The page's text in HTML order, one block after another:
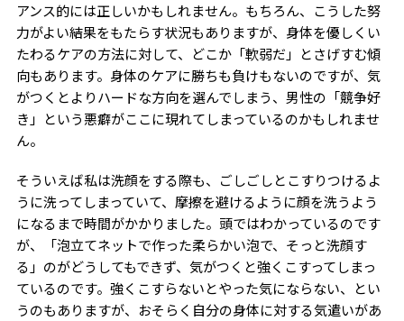
アンス的には正しいかもしれません。もちろん、こうした努
力がよい結果をもたらす状況もありますが、身体を優しくい
たわるケアの方法に対して、どこか「軟弱だ」とさげすむ傾
向もあります。身体のケアに勝ちも負けもないのですが、気
がつくとよりハードな方向を選んでしまう、男性の「競争好
き」という悪癖がここに現れてしまっているのかもしれませ
ん。
そういえば私は洗顔をする際も、ごしごしとこすりつけるよ
うに洗ってしまっていて、摩擦を避けるように顔を洗うよう
になるまで時間がかかりました。頭ではわかっているのです
が、「泡立てネットで作った柔らかい泡で、そっと洗顔す
る」のがどうしてもできず、気がつくと強くこすってしまっ
ているのです。強くこすらないとやった気にならない、とい
うのもありますが、おそらく自分の身体に対する気遣いがあ